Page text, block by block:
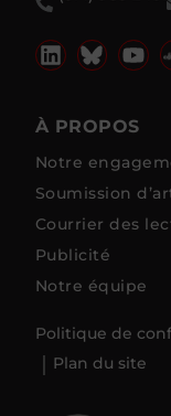
À PROPOS
Notre
Soumission
Courrier des
Publicité
Notre équipe
Politique de
Plan du site